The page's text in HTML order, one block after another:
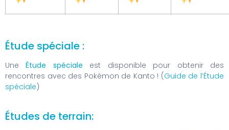
Étude spéciale :
UneÉtude spéciale est disponible pour obtenir des
rencontres avec des Pokémon de Kanto ! (Guide de l’Étude
spéciale)
Études de terrain: